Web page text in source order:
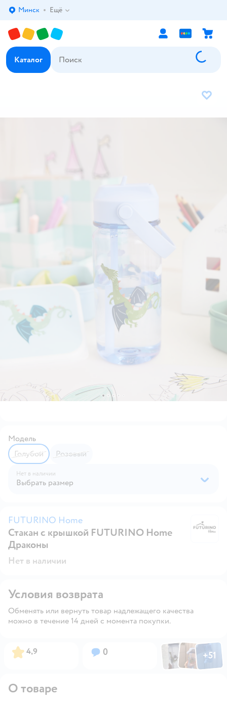
Выбор адреса доставки.
Минск Ещё
Каталог
В
Модель
Голубой
Розовый
Нет в наличии
Выбрать размер
FUTURINO Home
Стакан с крышкой FUTURINO Home
Драконы
Нет в наличии
Условия возврата
Обменять или вернуть товар надлежащего качества
можно в течение 14 дней с момента покупки.
Рейтинг:
4,9 Вопросов:
0 ФотоФотоФото
+51
Открыть
О товаре